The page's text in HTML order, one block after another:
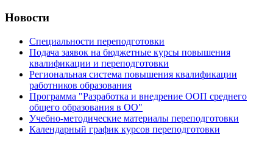
Новости
Специальности переподготовки
Подача заявок на бюджетные курсы повышения
квалификации и переподготовки
Региональная система повышения квалификации
работников образования
Программа "Разработка и внедрение ООП среднего
общего образования в ОО"
Учебно-методические материалы переподготовки
Календарный график курсов переподготовки